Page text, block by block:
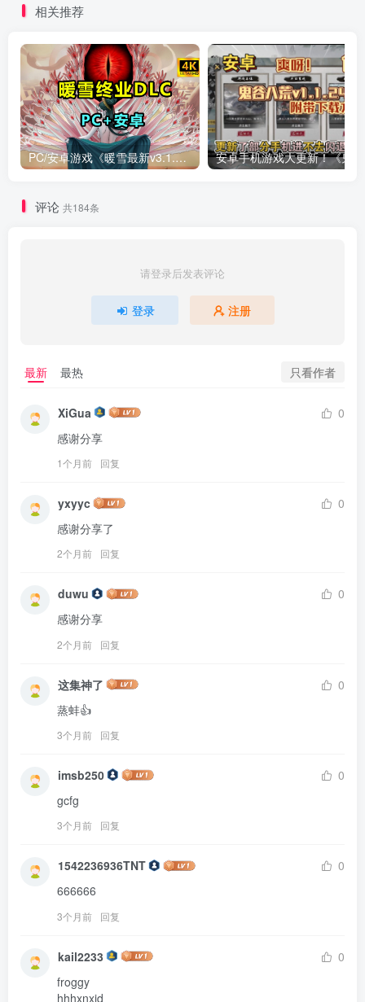
相关推荐
PC/安卓游戏《暖雪最新v3.1.0.1》终业DLC整合版！
评论 共184条
请登录后发表评论
登录 注册
最新 最热 只看作者
XiGua
0
感谢分享
1个月前 回复
yxyyc
0
感谢分享了
2个月前 回复
duwu
0
感谢分享
2个月前 回复
这集神了
0
蒸蚌👍
3个月前 回复
imsb250
0
gcfg
3个月前 回复
1542236936TNT
0
666666
3个月前 回复
kail2233
0
froggy
hhhxnxjd